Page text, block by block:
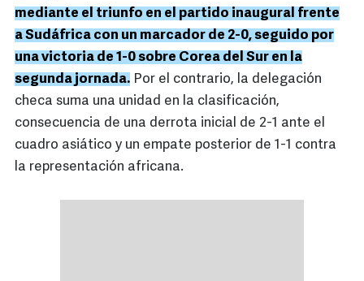
mediante el triunfo en el partido inaugural frente
a Sudáfrica con un marcador de 2-0, seguido por
una victoria de 1-0 sobre Corea del Sur en la
segunda jornada. Por el contrario, la delegación
checa suma una unidad en la clasificación,
consecuencia de una derrota inicial de 2-1 ante el
cuadro asiático y un empate posterior de 1-1 contra
la representación africana.